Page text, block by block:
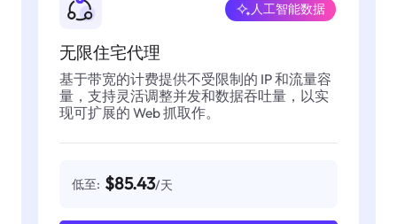
无限住宅代理
人工智能数据
基于带宽的计费提供不受限制的 IP 和流量容
量，支持灵活调整并发和数据吞吐量，以实
现可扩展的 Web 抓取作。
低至: $85.43/天